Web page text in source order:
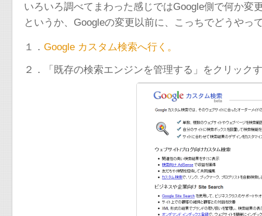
いろいろ調べてまわった感じではGoogle側で何か変
というか、Googleの変更以前に、こっちでどうや
１． Google カスタム検索へ行く。
２．「既存の検索エンジンを管理する」をクリック